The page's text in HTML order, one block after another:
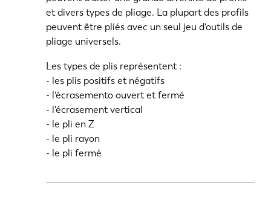
et divers types de pliage. La plupart des profils
peuvent être pliés avec un seul jeu d'outils de
pliage universels.
Les types de plis représentent :
- les plis positifs et négatifs
- l'écrasemento ouvert et fermé
- l'écrasement vertical
- le pli en Z
- le pli rayon
- le pli fermé